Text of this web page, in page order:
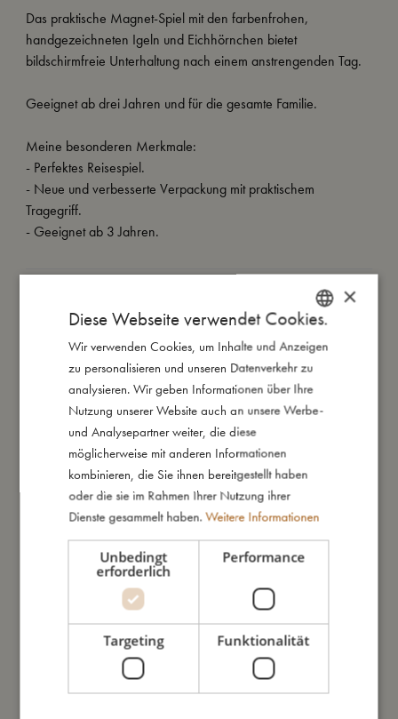
Das praktische Magnet-Spiel mit den farbenfrohen,
handgezeichneten Igeln und Eichhörnchen bietet
bildschirmfreie Unterhaltung nach einem anstrengenden Tag.
Geeignet ab drei Jahren und für die gesamte Familie.
Meine besonderen Merkmale:
- Perfektes Reisespiel.
- Neue und verbesserte Verpackung mit praktischem
Tragegriff.
- Geeignet ab 3 Jahren.
Daraus bin ich gemacht
So kannst Du mich pflegen
Meine Daten
Das könnte dir auch gefallen
DANISH
ENGLISH
GERMAN
×
Diese Webseite verwendet Cookies.
Wir verwenden Cookies, um Inhalte und Anzeigen
zu personalisieren und unseren Datenverkehr zu
analysieren. Wir geben Informationen über Ihre
Nutzung unserer Website auch an unsere Werbe-
und Analysepartner weiter, die diese
möglicherweise mit anderen Informationen
kombinieren, die Sie ihnen bereitgestellt haben
oder die sie im Rahmen Ihrer Nutzung ihrer
Dienste gesammelt haben. Weitere Informationen
Unbedingt
erforderlich
Performance
Targeting Funktionalität